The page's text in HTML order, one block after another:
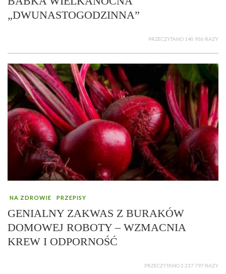
„DWUNASTOGODZINNA”
PRZECZYTANO 140 936 RAZY
NA ZDROWIE PRZEPISY
GENIALNY ZAKWAS Z BURAKÓW
DOMOWEJ ROBOTY – WZMACNIA
KREW I ODPORNOŚĆ
PRZECZYTANO 2 237 797 RAZY